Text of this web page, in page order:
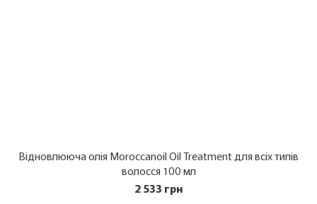
Відновлююча олія Moroccanoil Oil Treatment для всіх типів
волосся 100 мл
2 533 грн